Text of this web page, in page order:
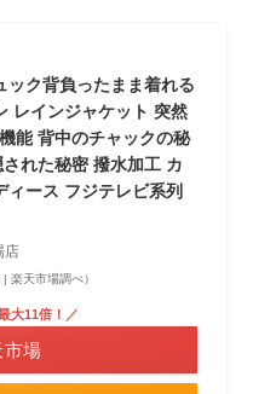
ック背負ったまま着れる
レインジャケット 突然
能 背中のチャックの秘
れた秘密 撥水加工 カ
ィース フジテレビ系列
店
楽天市場調べ）
大11倍！／
市場